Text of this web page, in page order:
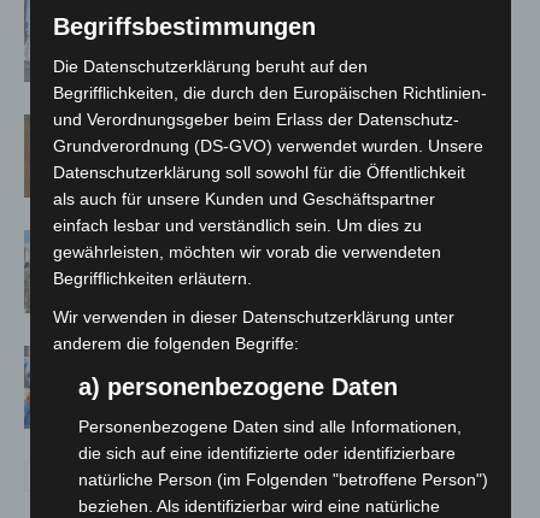
Haus der Jugend lädt zum Wünsche-
Freitag in Langenhagen ein
Late-Zoo im Erlebnis-Zoo Hannover:
Sommerabend mit The Ellingtones
Landesgartenschau Bad Nenndorf
erreicht Halbzeit mit 350.000
Maker Faire Hannover 2026 bringt
Technik-Wissen auf die Bühne
Begriffsbestimmungen
Die Datenschutzerklärung beruht auf den
Begrifflichkeiten, die durch den Europäischen Richtlinien-
und Verordnungsgeber beim Erlass der Datenschutz-
Grundverordnung (DS-GVO) verwendet wurden. Unsere
Datenschutzerklärung soll sowohl für die Öffentlichkeit
als auch für unsere Kunden und Geschäftspartner
einfach lesbar und verständlich sein. Um dies zu
gewährleisten, möchten wir vorab die verwendeten
Begrifflichkeiten erläutern.
Wir verwenden in dieser Datenschutzerklärung unter
anderem die folgenden Begriffe:
a) personenbezogene Daten
Personenbezogene Daten sind alle Informationen,
die sich auf eine identifizierte oder identifizierbare
natürliche Person (im Folgenden "betroffene Person")
beziehen. Als identifizierbar wird eine natürliche